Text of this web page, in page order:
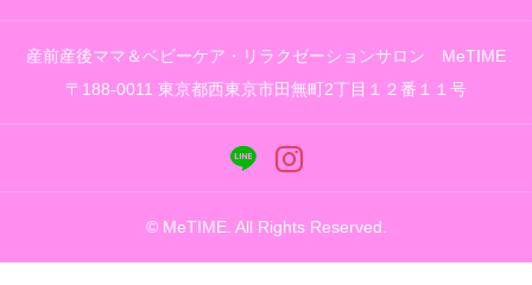
産前産後ママ＆ベビーケア・リラクゼーションサロン MeTIME
〒188-0011 東京都西東京市田無町2丁目１２番１１号
© MeTIME. All Rights Reserved.